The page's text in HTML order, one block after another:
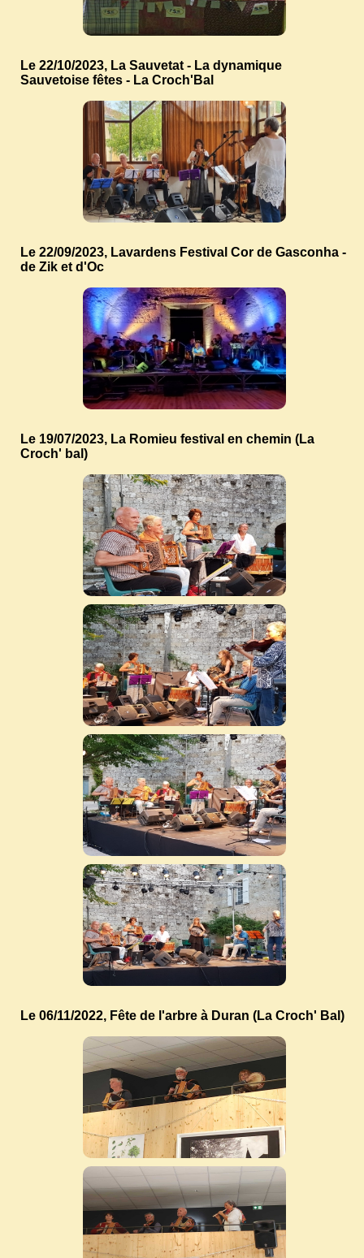
Le 22/10/2023, La Sauvetat - La dynamique
Sauvetoise fêtes - La Croch'Bal
Le 22/09/2023, Lavardens Festival Cor de Gasconha -
de Zik et d'Oc
Le 19/07/2023, La Romieu festival en chemin (La
Croch' bal)
Le 06/11/2022, Fête de l'arbre à Duran (La Croch' Bal)